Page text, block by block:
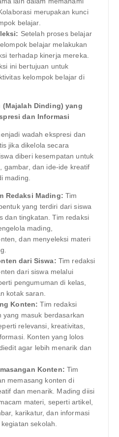
merupakan kunci
belajar.
Setelah proses belajar
belajar melakukan
terhadap kinerja mereka.
ini bertujuan untuk
kelompok belajar di
(Majalah Dinding) yang
dan Informasi
wadah ekspresi dan
jika dikelola secara
diberi kesempatan untuk
gambar, dan ide-ide kreatif
mading.
Redaksi Mading: Tim
yang terdiri dari siswa
dan tingkatan. Tim redaksi
mading,
dan menyeleksi materi
dari Siswa: Tim redaksi
dari siswa melalui
pengumuman di kelas,
kotak saran.
Konten: Tim redaksi
yang masuk berdasarkan
relevansi, kreativitas,
Konten yang lolos
agar lebih menarik dan
Konten: Tim
memasang konten di
dan menarik. Mading diisi
materi, seperti artikel,
karikatur, dan informasi
sekolah.